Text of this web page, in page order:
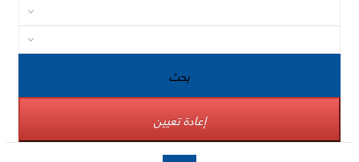
بحث
إعادة تعيين